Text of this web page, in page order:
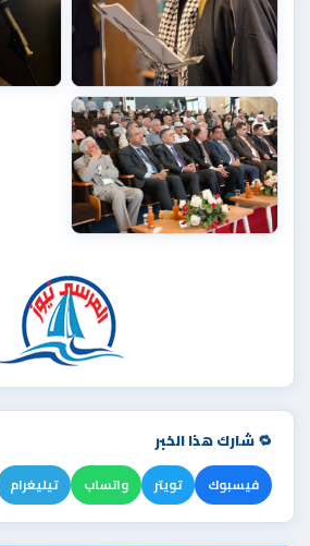
🔁 شارك هذا الخبر
فيسبوك تويتر واتساب تيليغرام